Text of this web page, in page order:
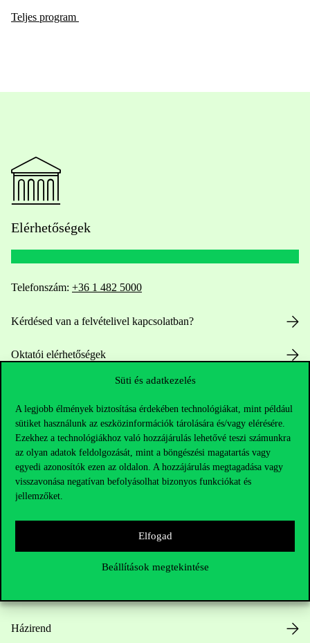
Süti és adatkezelés
A legjobb élmények biztosítása érdekében technológiákat, mint például
sütiket használunk az eszközinformációk tárolására és/vagy elérésére.
Ezekhez a technológiákhoz való hozzájárulás lehetővé teszi számunkra
az olyan adatok feldolgozását, mint a böngészési magatartás vagy
egyedi azonosítók ezen az oldalon. A hozzájárulás megtagadása vagy
visszavonása negatívan befolyásolhat bizonyos funkciókat és
jellemzőket.
Elfogad
Beállítások megtekintése
Teljes program
Elérhetőségek
Telefonszám: +36 1 482 5000
Kérdésed van a felvételivel kapcsolatban?
Oktatói elérhetőségek
HUB jelenlegi hallgatóinknak
Sajtó:press@uni-corvinus.hu
Házirend